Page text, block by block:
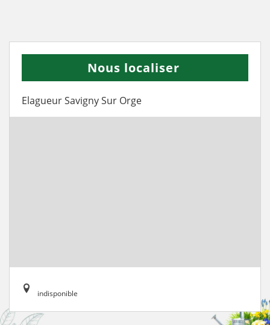
Nous localiser
Elagueur Savigny Sur Orge
indisponible